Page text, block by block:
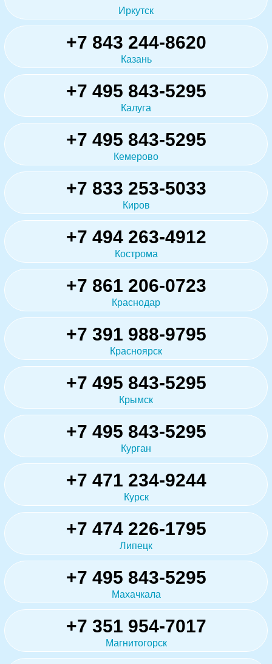
Иркутск
+7 843 244-8620
Казань
+7 495 843-5295
Калуга
+7 495 843-5295
Кемерово
+7 833 253-5033
Киров
+7 494 263-4912
Кострома
+7 861 206-0723
Краснодар
+7 391 988-9795
Красноярск
+7 495 843-5295
Крымск
+7 495 843-5295
Курган
+7 471 234-9244
Курск
+7 474 226-1795
Липецк
+7 495 843-5295
Махачкала
+7 351 954-7017
Магнитогорск